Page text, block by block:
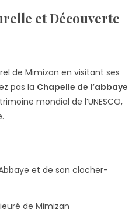
et Découverte
de Mimizan en visitant ses
pas la Chapelle de l’abbaye
mondial de l’UNESCO,
et de son clocher-
de Mimizan